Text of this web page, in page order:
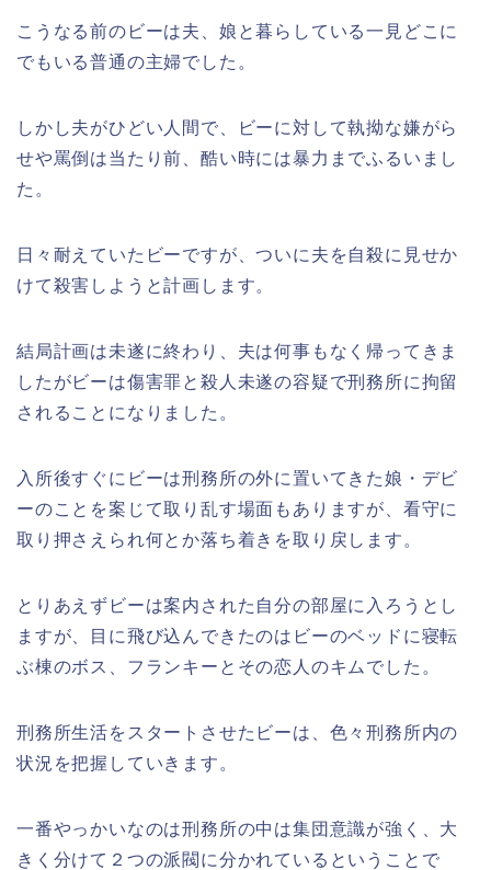
こうなる前のビーは夫、娘と暮らしている一見どこに
でもいる普通の主婦でした。
しかし夫がひどい人間で、ビーに対して執拗な嫌がら
せや罵倒は当たり前、酷い時には暴力までふるいまし
た。
日々耐えていたビーですが、ついに夫を自殺に見せか
けて殺害しようと計画します。
結局計画は未遂に終わり、夫は何事もなく帰ってきま
したがビーは傷害罪と殺人未遂の容疑で刑務所に拘留
されることになりました。
入所後すぐにビーは刑務所の外に置いてきた娘・デビ
ーのことを案じて取り乱す場面もありますが、看守に
取り押さえられ何とか落ち着きを取り戻します。
とりあえずビーは案内された自分の部屋に入ろうとし
ますが、目に飛び込んできたのはビーのベッドに寝転
ぶ棟のボス、フランキーとその恋人のキムでした。
刑務所生活をスタートさせたビーは、色々刑務所内の
状況を把握していきます。
一番やっかいなのは刑務所の中は集団意識が強く、大
きく分けて２つの派閥に分かれているということで